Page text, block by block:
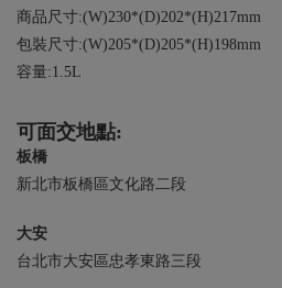
商品尺寸:(W)230*(D)202*(H)217mm
包裝尺寸:(W)205*(D)205*(H)198mm
容量:1.5L
可面交地點:
板橋
新北市板橋區文化路二段
大安
台北市大安區忠孝東路三段